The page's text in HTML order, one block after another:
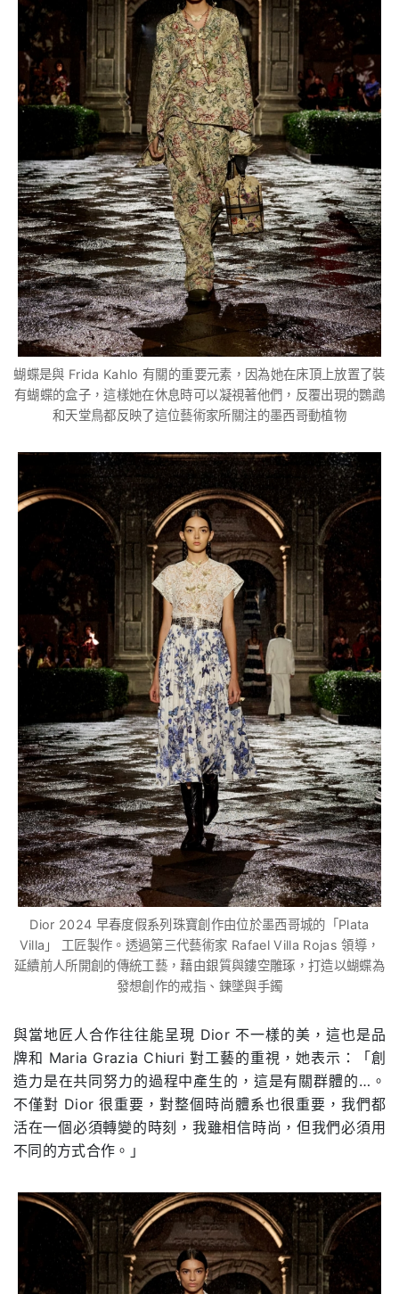
蝴蝶是與 Frida Kahlo 有關的重要元素，因為她在床頂上放置了裝
有蝴蝶的盒子，這樣她在休息時可以凝視著他們，反覆出現的鸚鵡
和天堂鳥都反映了這位藝術家所關注的墨西哥動植物
Dior 2024 早春度假系列珠寶創作由位於墨西哥城的「Plata
Villa」 工匠製作。透過第三代藝術家 Rafael Villa Rojas 領導，
延續前人所開創的傳統工藝，藉由銀質與鏤空雕琢，打造以蝴蝶為
發想創作的戒指、鍊墜與手鐲
與當地匠人合作往往能呈現 Dior 不一樣的美，這也是品
牌和 Maria Grazia Chiuri 對工藝的重視，她表示：「創
造力是在共同努力的過程中產生的，這是有關群體的…。
不僅對 Dior 很重要，對整個時尚體系也很重要，我們都
活在一個必須轉變的時刻，我雖相信時尚，但我們必須用
不同的方式合作。」